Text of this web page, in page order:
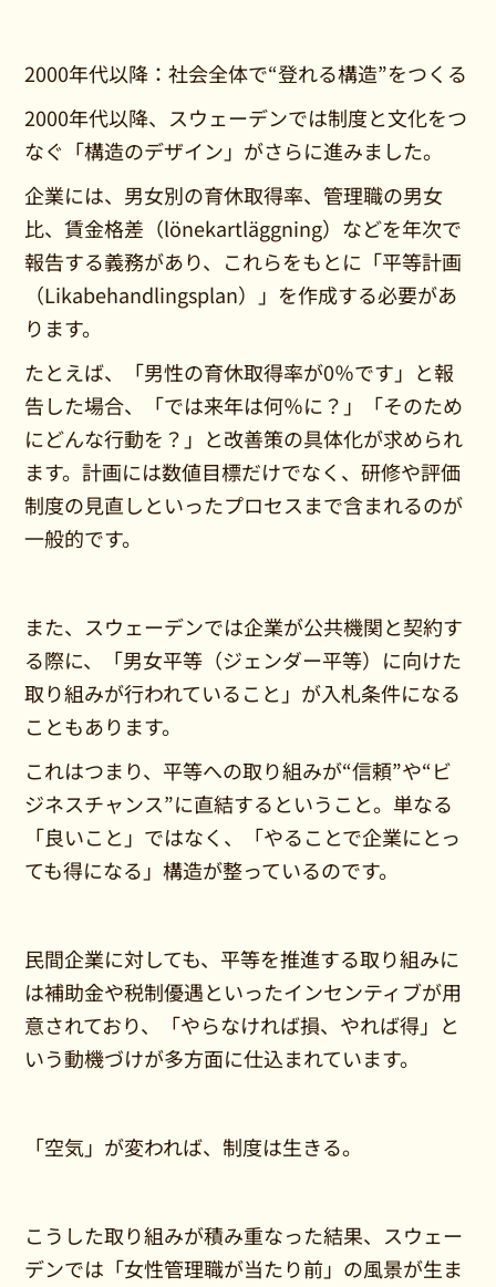
2000年代以降：社会全体で“登れる構造”をつくる
2000年代以降、スウェーデンでは制度と文化をつ
なぐ「構造のデザイン」がさらに進みました。
企業には、男女別の育休取得率、管理職の男女
比、賃金格差（lönekartläggning）などを年次で
報告する義務があり、これらをもとに「平等計画
（Likabehandlingsplan）」を作成する必要があ
ります。
たとえば、「男性の育休取得率が0％です」と報
告した場合、「では来年は何％に？」「そのため
にどんな行動を？」と改善策の具体化が求められ
ます。計画には数値目標だけでなく、研修や評価
制度の見直しといったプロセスまで含まれるのが
一般的です。
また、スウェーデンでは企業が公共機関と契約す
る際に、「男女平等（ジェンダー平等）に向けた
取り組みが行われていること」が入札条件になる
こともあります。
これはつまり、平等への取り組みが“信頼”や“ビ
ジネスチャンス”に直結するということ。単なる
「良いこと」ではなく、「やることで企業にとっ
ても得になる」構造が整っているのです。
民間企業に対しても、平等を推進する取り組みに
は補助金や税制優遇といったインセンティブが用
意されており、「やらなければ損、やれば得」と
いう動機づけが多方面に仕込まれています。
「空気」が変われば、制度は生きる。
こうした取り組みが積み重なった結果、スウェー
デンでは「女性管理職が当たり前」の風景が生ま